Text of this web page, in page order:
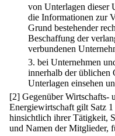
von Unterlagen dieser
die Informationen zur
Grund bestehender
Beschaffung der
verbundenen
3. bei Unternehmen
innerhalb der üblichen
Unterlagen einsehen
[2] Gegenüber Wirtschafts-
Energiewirtschaft gilt Satz
hinsichtlich ihrer Tätigkeit,
und Namen der Mitglieder,